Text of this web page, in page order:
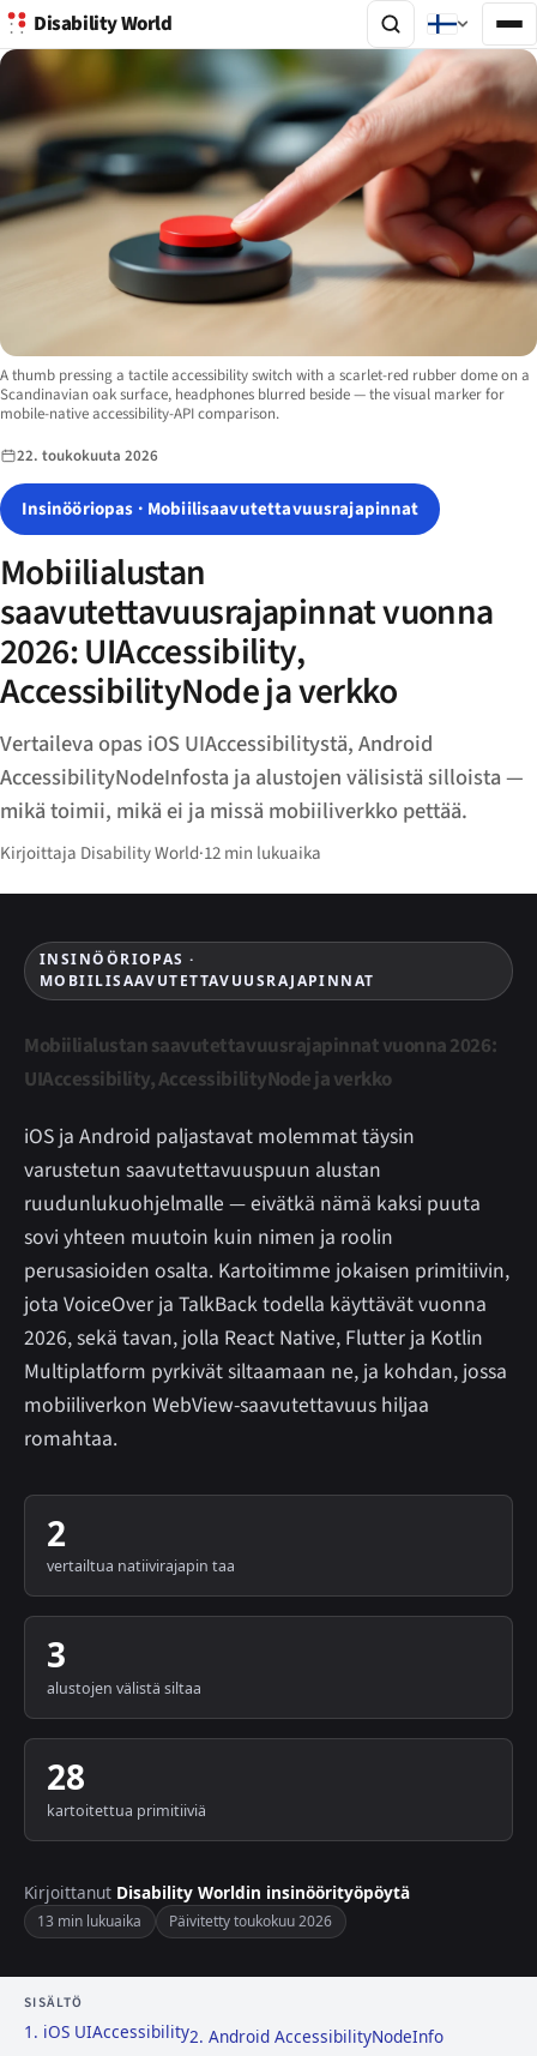
Disability World
Image description:
A thumb pressing a tactile accessibility switch with a scarlet-red rubber dome on a
Scandinavian oak surface, headphones blurred beside — the visual marker for
mobile-native accessibility-API comparison.
22. toukokuuta 2026
Insinööriopas · Mobiilisaavutettavuusrajapinnat
Mobiilialustan
saavutettavuusrajapinnat vuonna
2026: UIAccessibility,
AccessibilityNode ja verkko
Vertaileva opas iOS UIAccessibilitystä, Android
AccessibilityNodeInfosta ja alustojen välisistä silloista —
mikä toimii, mikä ei ja missä mobiiliverkko pettää.
Kirjoittaja Disability World·12 min lukuaika
INSINÖÖRIOPAS ·
MOBIILISAAVUTETTAVUUSRAJAPINNAT
Mobiilialustan saavutettavuusrajapinnat vuonna 2026:
UIAccessibility, AccessibilityNode ja verkko
iOS ja Android paljastavat molemmat täysin
varustetun saavutettavuuspuun alustan
ruudunlukuohjelmalle — eivätkä nämä kaksi puuta
sovi yhteen muutoin kuin nimen ja roolin
perusasioiden osalta. Kartoitimme jokaisen primitiivin,
jota VoiceOver ja TalkBack todella käyttävät vuonna
2026, sekä tavan, jolla React Native, Flutter ja Kotlin
Multiplatform pyrkivät siltaamaan ne, ja kohdan, jossa
mobiiliverkon WebView-saavutettavuus hiljaa
romahtaa.
2
vertailtua natiivirajapin taa
3
alustojen välistä siltaa
28
kartoitettua primitiiviä
Kirjoittanut Disability Worldin insinöörityöpöytä
13 min lukuaika Päivitetty toukokuu 2026
SISÄLTÖ
1. iOS UIAccessibility2. Android AccessibilityNodeInfo